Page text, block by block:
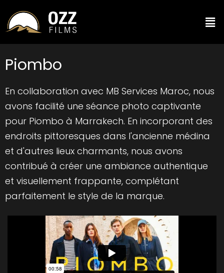
Piombo
En collaboration avec MB Services Maroc, nous
avons facilité une séance photo captivante
pour Piombo à Marrakech. En incorporant des
endroits pittoresques dans l'ancienne médina
et d'autres lieux charmants, nous avons
contribué à créer une ambiance authentique
et visuellement frappante, complétant
parfaitement le style de la marque.